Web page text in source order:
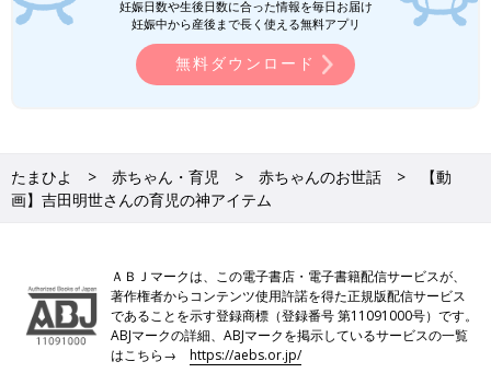
妊娠日数や生後日数に合った情報を毎日お届け
妊娠中から産後まで長く使える無料アプリ
無料ダウンロード
たまひよ 赤ちゃん・育児 赤ちゃんのお世話
【動
画】吉田明世さんの育児の神アイテム
ＡＢＪマークは、この電子書店・電子書籍配信サービスが、
著作権者からコンテンツ使用許諾を得た正規版配信サービス
であることを示す登録商標（登録番号 第11091000号）です。
ABJマークの詳細、ABJマークを掲示しているサービスの一覧
はこちら→https://aebs.or.jp/